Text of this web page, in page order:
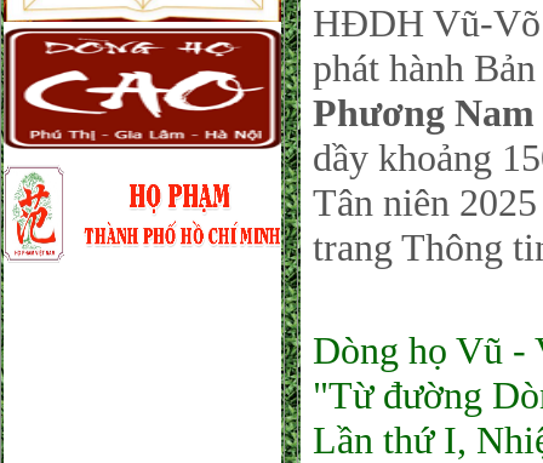
HĐDH Vũ-Võ
phát hành
Phương Nam
dầy khoảng
Tân niên
trang Thông
Dòng họ Vũ -
"Từ đường
Lần thứ I,